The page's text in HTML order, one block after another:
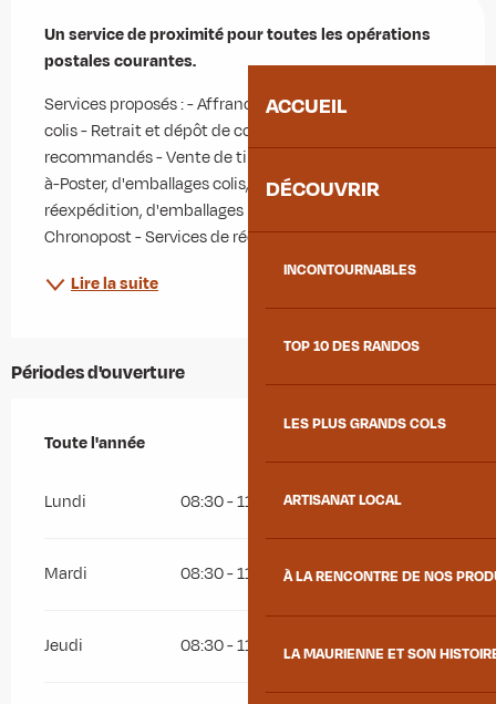
ACCUEIL
DÉCOUVRIR
INCONTOURNABLES
TOP 10 DES RANDOS
LES PLUS GRANDS COLS
ARTISANAT LOCAL
À LA RENCONTRE DE NOS
LA MAURIENNE ET SON
Un service de proximité pour toutes les opérations
postales courantes.
Services proposés : - Affranchissement de lettres et
colis - Retrait et dépôt de colis, de lettres et de
recommandés - Vente de timbres, d'enveloppes Prêt-
à-Poster, d'emballages colis, d'enveloppes de
réexpédition, d'emballages Prêt-à-Expédier
Chronopost - Services de réexpédition et garde du...
Lire la suite
Périodes d'ouverture
Toute l'année
Toute l'année
Lundi 08:30 - 11:30 13:30 - 17:30
Mardi 08:30 - 11:30 13:30 - 17:30
Jeudi 08:30 - 11:30 13:30 - 18:30